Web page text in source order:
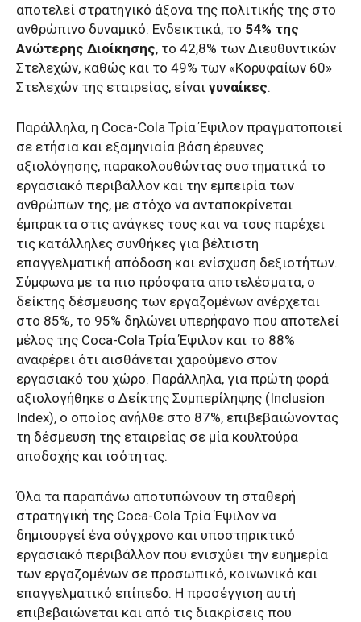
αποτελεί στρατηγικό άξονα της πολιτικής της στο
ανθρώπινο δυναμικό. Ενδεικτικά, το 54% της
Ανώτερης Διοίκησης, το 42,8% των Διευθυντικών
Στελεχών, καθώς και το 49% των «Κορυφαίων 60»
Στελεχών της εταιρείας, είναι γυναίκες.
Παράλληλα, η Coca-Cola Τρία Έψιλον πραγματοποιεί
σε ετήσια και εξαμηνιαία βάση έρευνες
αξιολόγησης, παρακολουθώντας συστηματικά το
εργασιακό περιβάλλον και την εμπειρία των
ανθρώπων της, με στόχο να ανταποκρίνεται
έμπρακτα στις ανάγκες τους και να τους παρέχει
τις κατάλληλες συνθήκες για βέλτιστη
επαγγελματική απόδοση και ενίσχυση δεξιοτήτων.
Σύμφωνα με τα πιο πρόσφατα αποτελέσματα, ο
δείκτης δέσμευσης των εργαζομένων ανέρχεται
στο 85%, το 95% δηλώνει υπερήφανο που αποτελεί
μέλος της Coca-Cola Τρία Έψιλον και το 88%
αναφέρει ότι αισθάνεται χαρούμενο στον
εργασιακό του χώρο. Παράλληλα, για πρώτη φορά
αξιολογήθηκε ο Δείκτης Συμπερίληψης (Inclusion
Index), ο οποίος ανήλθε στο 87%, επιβεβαιώνοντας
τη δέσμευση της εταιρείας σε μία κουλτούρα
αποδοχής και ισότητας.
Όλα τα παραπάνω αποτυπώνουν τη σταθερή
στρατηγική της Coca-Cola Τρία Έψιλον να
δημιουργεί ένα σύγχρονο και υποστηρικτικό
εργασιακό περιβάλλον που ενισχύει την ευημερία
των εργαζομένων σε προσωπικό, κοινωνικό και
επαγγελματικό επίπεδο. Η προσέγγιση αυτή
επιβεβαιώνεται και από τις διακρίσεις που